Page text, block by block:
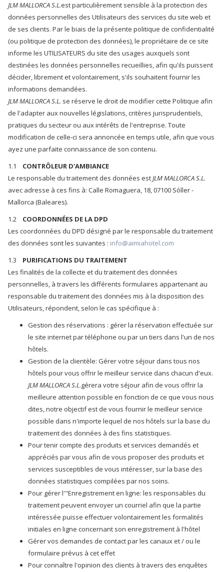
JLM MALLORCA S.L.est particulièrement sensible à la protection des
données personnelles des Utilisateurs des services du site web et
de ses clients. Par le biais de la présente politique de confidentialité
(ou politique de protection des données), le propriétaire de ce site
informe les UTILISATEURS du site des usages auxquels sont
destinées les données personnelles recueillies, afin qu'ils puissent
décider, librement et volontairement, s'ils souhaitent fournir les
informations demandées.
JLM MALLORCA S.L. se réserve le droit de modifier cette Politique afin
de l'adapter aux nouvelles législations, critères jurisprudentiels,
pratiques du secteur ou aux intérêts de l'entreprise. Toute
modification de celle-ci sera annoncée en temps utile, afin que vous
ayez une parfaite connaissance de son contenu.
1.1 CONTRÔLEUR D'AMBIANCE
Le responsable du traitement des données estJLM MALLORCA S.L.
avec adresse à ces fins à: Calle Romaguera, 18, 07100 Sóller -
Mallorca (Baleares).
1.2 COORDONNÉES DE LA DPD
Les coordonnées du DPD désigné par le responsable du traitement
des données sont les suivantes : info@aimiahotel.com
1.3 PURIFICATIONS DU TRAITEMENT
Les finalités de la collecte et du traitement des données
personnelles, à travers les différents formulaires appartenant au
responsable du traitement des données mis à la disposition des
Utilisateurs, répondent, selon le cas spécifique à :
Gestion des réservations : gérer la réservation effectuée sur
le site internet par téléphone ou par un tiers dans l'un de nos
hôtels.
Gestion de la clientèle: Gérer votre séjour dans tous nos
hôtels pour vous offrir le meilleur service dans chacun d'eux.
JLM MALLORCA S.L.gérera votre séjour afin de vous offrir la
meilleure attention possible en fonction de ce que vous nous
dites, notre objectif est de vous fournir le meilleur service
possible dans n'importe lequel de nos hôtels sur la base du
traitement des données à des fins statistiques.
Pour tenir compte des produits et services demandés et
appréciés par vous afin de vous proposer des produits et
services susceptibles de vous intéresser, sur la base des
données statistiques compilées par nos soins.
Pour gérer l'"Enregistrement en ligne: les responsables du
traitement peuvent envoyer un courriel afin que la partie
intéressée puisse effectuer volontairement les formalités
initiales en ligne concernant son enregistrement à l'hôtel
Gérer vos demandes de contact par les canaux et / ou le
formulaire prévus à cet effet
Pour connaître l'opinion des clients à travers des enquêtes